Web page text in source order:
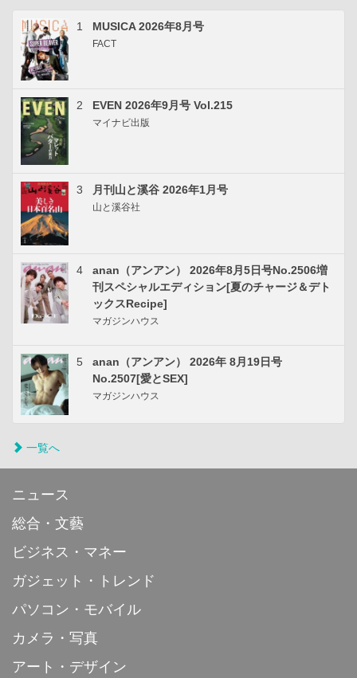
1 MUSICA 2026年8月号
FACT
2 EVEN 2026年9月号 Vol.215
マイナビ出版
3 月刊山と溪谷 2026年1月号
山と溪谷社
4
anan（アンアン） 2026年8月5日号No.2506増
刊スペシャルエディション[夏のチャージ＆デト
ックスRecipe]
マガジンハウス
5
anan（アンアン） 2026年 8月19日号
No.2507[愛とSEX]
マガジンハウス
一覧へ
ニュース
総合・文藝
ビジネス・マネー
ガジェット・トレンド
パソコン・モバイル
カメラ・写真
アート・デザイン